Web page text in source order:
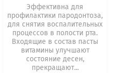
Эффективна для
профилактики пародонтоза,
для снятия воспалительных
процессов в полости рта.
Входящие в состав пасты
витамины улучшают
состояние десен,
прекращают...